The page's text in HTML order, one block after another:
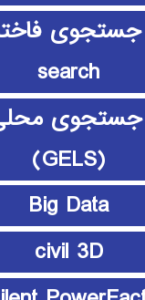
search
جستجوی
(GELS)
Big Data
civil 3D